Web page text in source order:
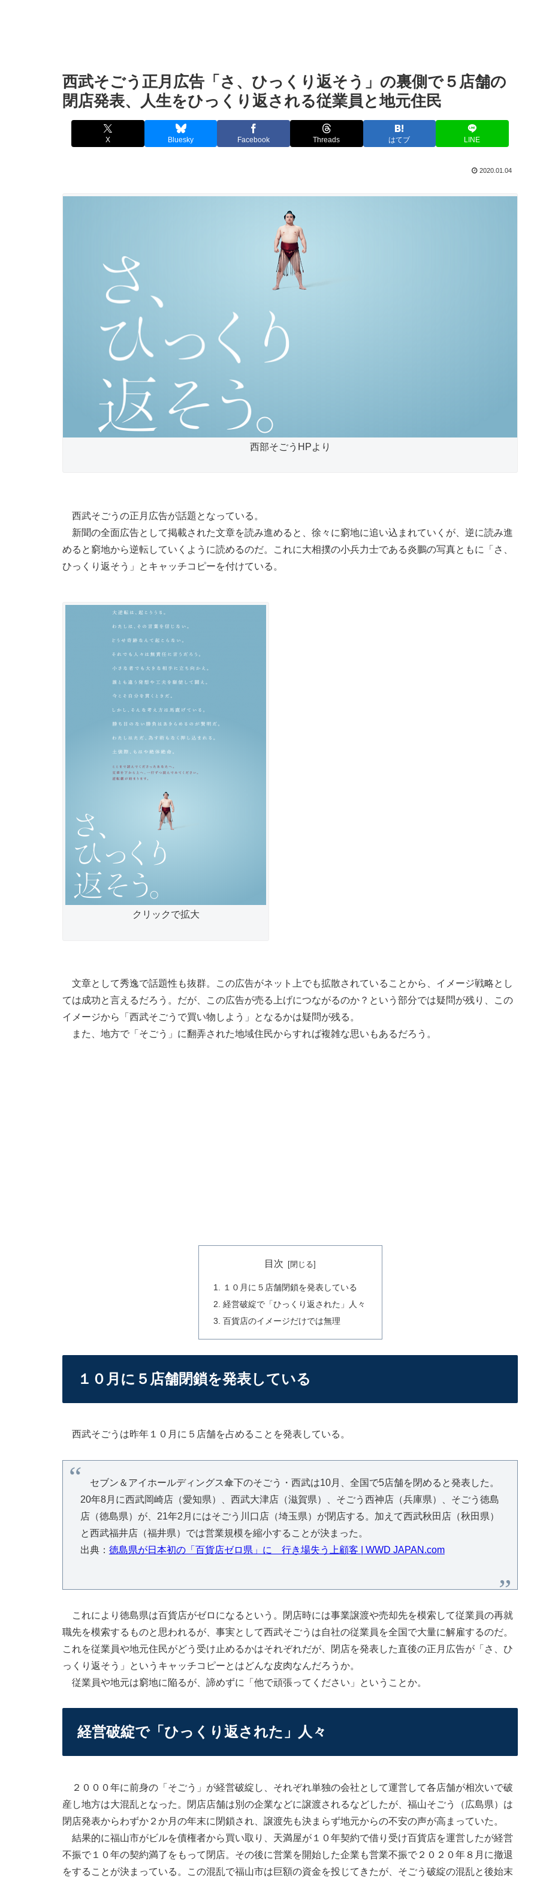
西武そごう正月広告「さ、ひっくり返そう」の裏側で５店舗の
閉店発表、人生をひっくり返される従業員と地元住民
X Bluesky Facebook Threads はてブ LINE
2020.01.04
西部そごうHPより
西武そごうの正月広告が話題となっている。
新聞の全面広告として掲載された文章を読み進めると、徐々に窮地に追い込まれていくが、逆に読み進
めると窮地から逆転していくように読めるのだ。これに大相撲の小兵力士である炎鵬の写真ともに「さ、
ひっくり返そう」とキャッチコピーを付けている。
クリックで拡大
文章として秀逸で話題性も抜群。この広告がネット上でも拡散されていることから、イメージ戦略とし
ては成功と言えるだろう。だが、この広告が売る上げにつながるのか？という部分では疑問が残り、この
イメージから「西武そごうで買い物しよう」となるかは疑問が残る。
また、地方で「そごう」に翻弄された地域住民からすれば複雑な思いもあるだろう。
目次
１０月に５店舗閉鎖を発表している
経営破綻で「ひっくり返された」人々
百貨店のイメージだけでは無理
１０月に５店舗閉鎖を発表している
西武そごうは昨年１０月に５店舗を占めることを発表している。
セブン＆アイホールディングス傘下のそごう・西武は10月、全国で5店舗を閉めると発表した。
20年8月に西武岡崎店（愛知県）、西武大津店（滋賀県）、そごう西神店（兵庫県）、そごう徳島
店（徳島県）が、21年2月にはそごう川口店（埼玉県）が閉店する。加えて西武秋田店（秋田県）
と西武福井店（福井県）では営業規模を縮小することが決まった。
出典： 徳島県が日本初の「百貨店ゼロ県」に 行き場失う上顧客 | WWD JAPAN.com
これにより徳島県は百貨店がゼロになるという。閉店時には事業譲渡や売却先を模索して従業員の再就
職先を模索するものと思われるが、事実として西武そごうは自社の従業員を全国で大量に解雇するのだ。
これを従業員や地元住民がどう受け止めるかはそれぞれだが、閉店を発表した直後の正月広告が「さ、ひ
っくり返そう」というキャッチコピーとはどんな皮肉なんだろうか。
従業員や地元は窮地に陥るが、諦めずに「他で頑張ってください」ということか。
経営破綻で「ひっくり返された」人々
２０００年に前身の「そごう」が経営破綻し、それぞれ単独の会社として運営して各店舗が相次いで破
産し地方は大混乱となった。閉店店舗は別の企業などに譲渡されるなどしたが、福山そごう（広島県）は
閉店発表からわずか２か月の年末に閉鎖され、譲渡先も決まらず地元からの不安の声が高まっていた。
結果的に福山市がビルを債権者から買い取り、天満屋が１０年契約で借り受け百貨店を運営したが経営
不振で１０年の契約満了をもって閉店。その後に営業を開始した企業も営業不振で２０２０年８月に撤退
をすることが決まっている。この混乱で福山市は巨額の資金を投じてきたが、そごう破綻の混乱と後始末